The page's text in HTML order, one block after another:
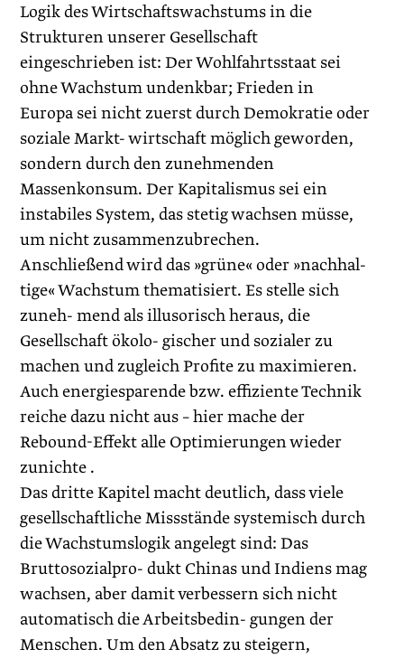
Logik des Wirtschaftswachstums in die
Strukturen unserer Gesellschaft
eingeschrieben ist: Der Wohlfahrtsstaat sei
ohne Wachstum undenkbar; Frieden in
Europa sei nicht zuerst durch Demokratie oder
soziale Markt- wirtschaft möglich geworden,
sondern durch den zunehmenden
Massenkonsum. Der Kapitalismus sei ein
instabiles System, das stetig wachsen müsse,
um nicht zusammenzubrechen.
Anschließend wird das »grüne« oder »nachhal-
tige« Wachstum thematisiert. Es stelle sich
zuneh- mend als illusorisch heraus, die
Gesellschaft ökolo- gischer und sozialer zu
machen und zugleich Profite zu maximieren.
Auch energiesparende bzw. effiziente Technik
reiche dazu nicht aus – hier mache der
Rebound-Effekt alle Optimierungen wieder
zunichte .
Das dritte Kapitel macht deutlich, dass viele
gesellschaftliche Missstände systemisch durch
die Wachstumslogik angelegt sind: Das
Bruttosozialpro- dukt Chinas und Indiens mag
wachsen, aber damit verbessern sich nicht
automatisch die Arbeitsbedin- gungen der
Menschen. Um den Absatz zu steigern,